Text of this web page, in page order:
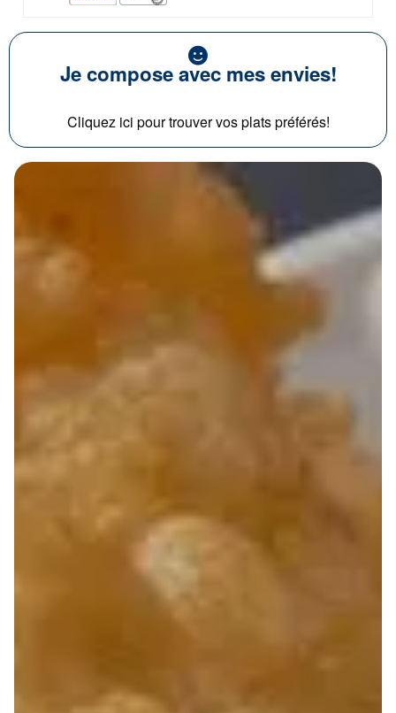
Je compose avec mes envies!
Cliquez ici pour trouver vos plats préférés!